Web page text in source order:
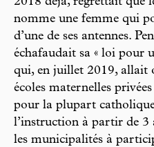
nomme une femme qui
d’une de ses antennes.
échafaudait sa « loi pour
qui, en juillet 2019, allait
écoles maternelles
pour la plupart
l’instruction à partir de 3
les municipalités à